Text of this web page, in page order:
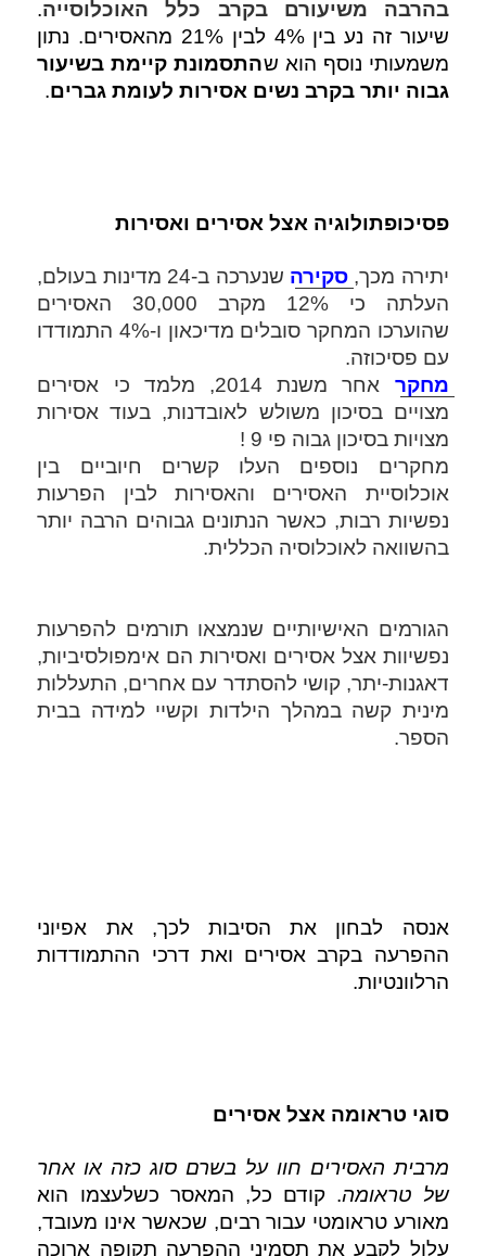
בהרבה משיעורם בקרב כלל האוכלוסייה
משמעותי נוסף הוא ש
התסמונת קיימת בשיעור
גבוה יותר בקרב נשים אסירות לעומת גברים.
פסיכופתולוגיה אצל אסירים ואסירות
יתירה מכך, סקירה
עם פסיכוזה.
מחקר
מצויים בסיכון משולש לאובדנות, בעוד אסירות
מצויות בסיכון גבוה פי 9 !
אוכלוסיית האסירים והאסירות לבין הפרעות
נפשיות רבות, כאשר הנתונים גבוהים הרבה יותר
בהשוואה לאוכלוסיה הכללית.
הגורמים האישיותיים שנמצאו תורמים להפרעות
דאגנות-יתר, קושי להסתדר עם אחרים, התעללות
מינית קשה במהלך הילדות וקשיי למידה בבית
הספר.
ההפרעה בקרב אסירים ואת דרכי ההתמודדות
הרלוונטיות.
סוגי טראומה אצל אסירים
של טראומה